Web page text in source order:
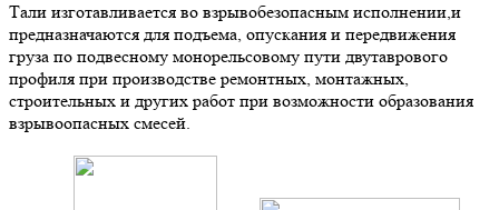
Тали изготавливается во взрывобезопасным исполнении,и
предназначаются для подъема, опускания и передвижения
груза по подвесному монорельсовому пути двутаврового
профиля при производстве ремонтных, монтажных,
строительных и других работ при возможности образования
взрывоопасных смесей.